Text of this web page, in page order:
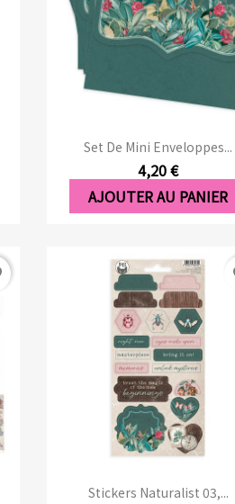
Set De Mini Enveloppes...
4,20 €
AJOUTER AU PANIER
Aperçu rapide
Stickers Naturalist 03,...
Aperçu rapide